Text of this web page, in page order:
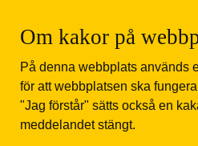
Säkerhetspolisen
Om kakor på
På denna webbplats används
för att webbplatsen ska
"Jag förstår" sätts också en
meddelandet stängt.